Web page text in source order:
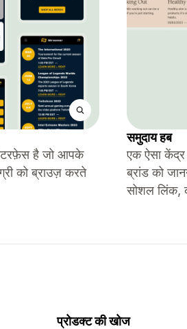
है जो आपके
को ब्राउज़ करते
समुदाय हब
एक ऐसा
ब्रांड को
सोशल लिंक,
प्रोडक्ट की खोज